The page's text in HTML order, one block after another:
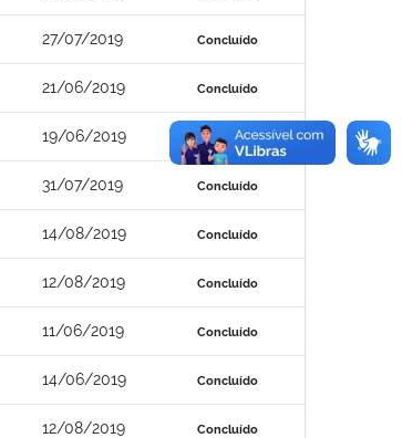
27/07/2019 Concluído
21/06/2019 Concluído
19/06/2019 Concluído
31/07/2019 Concluído
14/08/2019 Concluído
12/08/2019 Concluído
11/06/2019 Concluído
14/06/2019 Concluído
12/08/2019 Concluído